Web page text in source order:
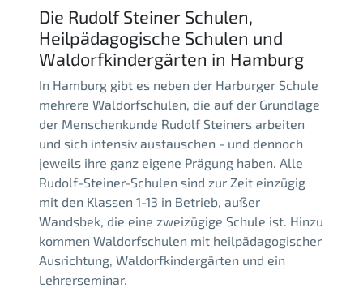
Die Rudolf Steiner Schulen,
Heilpädagogische Schulen und
Waldorfkindergärten in Hamburg
In Hamburg gibt es neben der Harburger Schule
mehrere Waldorfschulen, die auf der Grundlage
der Menschenkunde Rudolf Steiners arbeiten
und sich intensiv austauschen - und dennoch
jeweils ihre ganz eigene Prägung haben. Alle
Rudolf-Steiner-Schulen sind zur Zeit einzügig
mit den Klassen 1-13 in Betrieb, außer
Wandsbek, die eine zweizügige Schule ist. Hinzu
kommen Waldorfschulen mit heilpädagogischer
Ausrichtung, Waldorfkindergärten und ein
Lehrerseminar.